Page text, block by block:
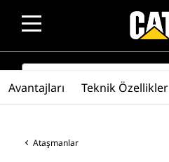
SEARCH
Ataşmanlar
Avantajları Teknik Özellikler